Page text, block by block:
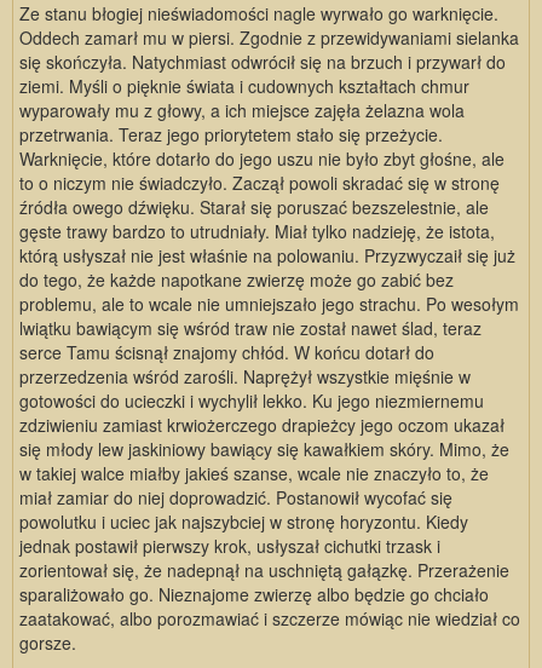
Ze stanu błogiej nieświadomości nagle wyrwało go warknięcie.
Oddech zamarł mu w piersi. Zgodnie z przewidywaniami sielanka
się skończyła. Natychmiast odwrócił się na brzuch i przywarł do
ziemi. Myśli o pięknie świata i cudownych kształtach chmur
wyparowały mu z głowy, a ich miejsce zajęła żelazna wola
przetrwania. Teraz jego priorytetem stało się przeżycie.
Warknięcie, które dotarło do jego uszu nie było zbyt głośne, ale
to o niczym nie świadczyło. Zaczął powoli skradać się w stronę
źródła owego dźwięku. Starał się poruszać bezszelestnie, ale
gęste trawy bardzo to utrudniały. Miał tylko nadzieję, że istota,
którą usłyszał nie jest właśnie na polowaniu. Przyzwyczaił się już
do tego, że każde napotkane zwierzę może go zabić bez
problemu, ale to wcale nie umniejszało jego strachu. Po wesołym
lwiątku bawiącym się wśród traw nie został nawet ślad, teraz
serce Tamu ścisnął znajomy chłód. W końcu dotarł do
przerzedzenia wśród zarośli. Naprężył wszystkie mięśnie w
gotowości do ucieczki i wychylił lekko. Ku jego niezmiernemu
zdziwieniu zamiast krwiożerczego drapieżcy jego oczom ukazał
się młody lew jaskiniowy bawiący się kawałkiem skóry. Mimo, że
w takiej walce miałby jakieś szanse, wcale nie znaczyło to, że
miał zamiar do niej doprowadzić. Postanowił wycofać się
powolutku i uciec jak najszybciej w stronę horyzontu. Kiedy
jednak postawił pierwszy krok, usłyszał cichutki trzask i
zorientował się, że nadepnął na uschniętą gałązkę. Przerażenie
sparaliżowało go. Nieznajome zwierzę albo będzie go chciało
zaatakować, albo porozmawiać i szczerze mówiąc nie wiedział co
gorsze.